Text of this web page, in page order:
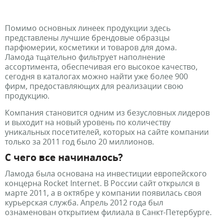
Помимо основных линеек продукции здесь
представлены лучшие брендовые образцы
парфюмерии, косметики и товаров для дома.
Ламода тщательно фильтрует наполнение
ассортимента, обеспечивая его высокое качество,
сегодня в каталогах можно найти уже более 900
фирм, предоставляющих для реализации свою
продукцию.
Компания становится одним из безусловных лидеров
и выходит на новый уровень по количеству
уникальных посетителей, которых на сайте компании
только за 2011 год было 20 миллионов.
С чего все начиналось?
Ламода была основана на инвестиции европейского
концерна Rocket Internet. В России сайт открылся в
марте 2011, а в октябре у компании появилась своя
курьерская служба. Апрель 2012 года был
ознаменован открытием филиала в Санкт-Петербурге.